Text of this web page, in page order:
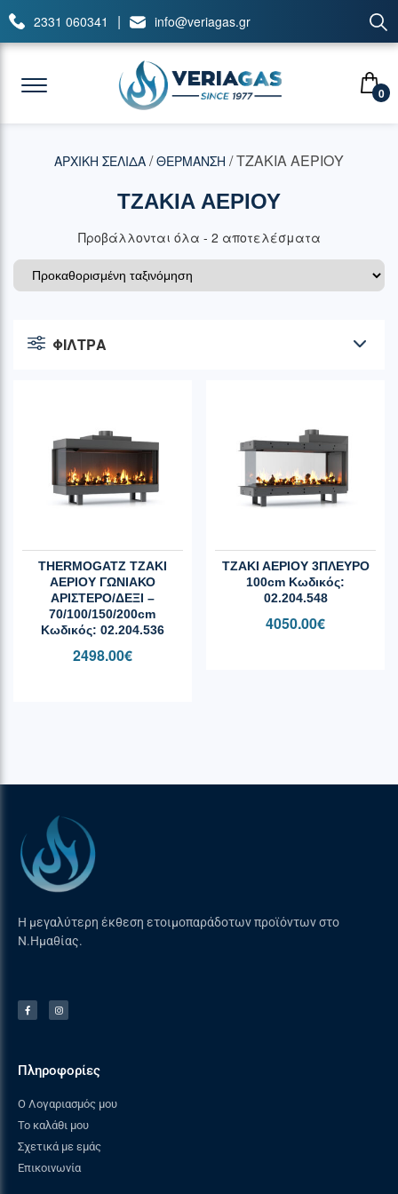
2331 060341 | info@veriagas.gr
0
ΑΡΧΙΚΉ ΣΕΛΊΔΑ /ΘΕΡΜΑΝΣΗ / ΤΖΑΚΙΑ ΑΕΡΙΟΥ
ΤΖΑΚΙΑ ΑΕΡΙΟΥ
Προβάλλονται όλα - 2 αποτελέσματα
ΦΙΛΤΡΑ
THERMOGATZ ΤΖΑΚΙ
ΑΕΡΙΟΥ ΓΩΝΙΑΚΟ
ΑΡΙΣΤΕΡΟ/ΔΕΞΙ –
70/100/150/200cm
Κωδικός: 02.204.536
2498.00€
ΤΖΑΚΙ ΑΕΡΙΟΥ 3ΠΛΕΥΡΟ
100cm Κωδικός:
02.204.548
4050.00€
Η μεγαλύτερη έκθεση ετοιμοπαράδοτων προϊόντων στο
Ν.Ημαθίας.
Πληροφορίες
Ο Λογαριασμός μου
Το καλάθι μου
Σχετικά με εμάς
Επικοινωνία